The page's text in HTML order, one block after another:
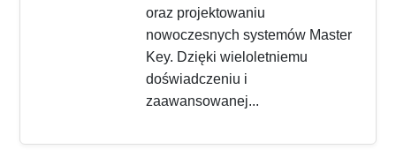
oraz projektowaniu
nowoczesnych systemów Master
Key. Dzięki wieloletniemu
doświadczeniu i
zaawansowanej...